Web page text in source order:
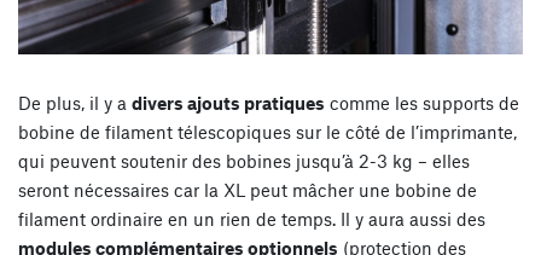
De plus, il y a divers ajouts pratiques comme les supports de
bobine de filament télescopiques sur le côté de l’imprimante,
qui peuvent soutenir des bobines jusqu’à 2-3 kg – elles
seront nécessaires car la XL peut mâcher une bobine de
filament ordinaire en un rien de temps. Il y aura aussi des
modules complémentaires optionnels (protection des